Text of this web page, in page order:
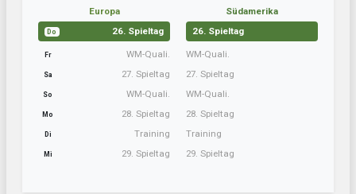
Europa
Do 26. Spieltag
Fr WM-Quali.
Sa 27. Spieltag
So WM-Quali.
Mo 28. Spieltag
Di Training
Mi 29. Spieltag
Südamerika
26. Spieltag
WM-Quali.
27. Spieltag
WM-Quali.
28. Spieltag
Training
29. Spieltag